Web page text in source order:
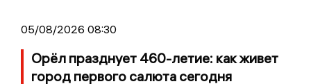
05/08/2026 08:30
Орёл празднует 460-летие: как живет
город первого салюта сегодня